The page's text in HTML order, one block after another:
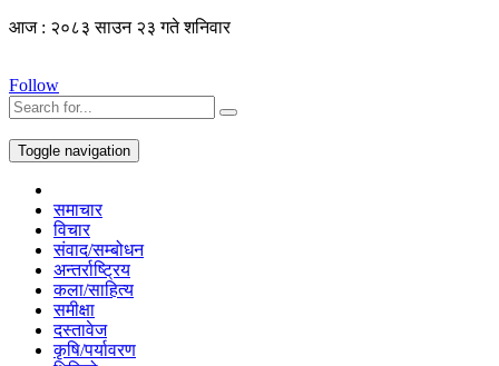
आज : २०८३ साउन २३ गते शनिवार
Follow
Toggle navigation
समाचार
विचार
संवाद/सम्बोधन
अन्तर्राष्ट्रिय
कला/साहित्य
समीक्षा
दस्तावेज
कृषि/पर्यावरण